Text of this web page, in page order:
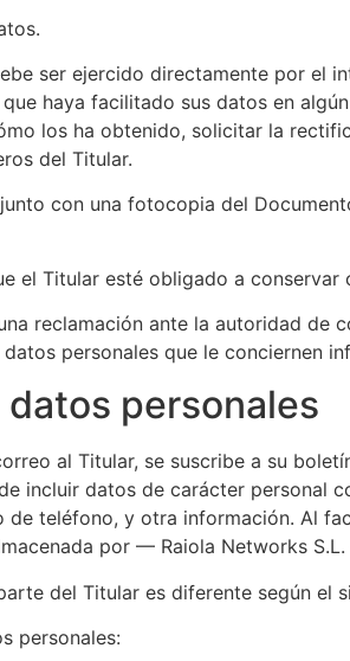
ser ejercido directamente por el
haya facilitado sus datos en
los ha obtenido, solicitar la
del Titular.
con una fotocopia del
el Titular esté obligado a
reclamación ante la autoridad de
personales que le conciernen
personales
al Titular, se suscribe a su
incluir datos de carácter personal
teléfono, y otra información. Al
por — Raiola Networks
del Titular es diferente según el
personales: